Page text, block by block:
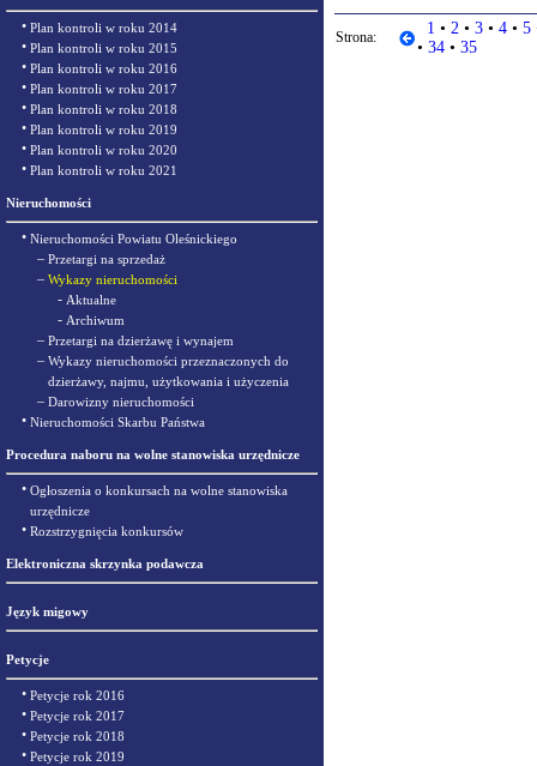
• Plan kontroli w roku 2014
• Plan kontroli w roku 2015
• Plan kontroli w roku 2016
• Plan kontroli w roku 2017
• Plan kontroli w roku 2018
• Plan kontroli w roku 2019
• Plan kontroli w roku 2020
• Plan kontroli w roku 2021
Nieruchomości
• Nieruchomości Powiatu Oleśnickiego
– Przetargi na sprzedaż
– Wykazy nieruchomości
- Aktualne
- Archiwum
– Przetargi na dzierżawę i wynajem
– Wykazy nieruchomości przeznaczonych do
dzierżawy, najmu, użytkowania i użyczenia
– Darowizny nieruchomości
• Nieruchomości Skarbu Państwa
Procedura naboru na wolne stanowiska urzędnicze
• Ogłoszenia o konkursach na wolne stanowiska
urzędnicze
• Rozstrzygnięcia konkursów
Elektroniczna skrzynka podawcza
Język migowy
Petycje
• Petycje rok 2016
• Petycje rok 2017
• Petycje rok 2018
• Petycje rok 2019
Strona: 1 • 2 • 3 • 4 • 5
• 34 • 35